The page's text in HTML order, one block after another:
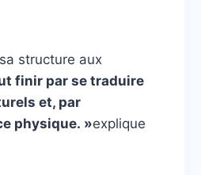
structure aux
finir par se traduire
et, par
physique. »explique